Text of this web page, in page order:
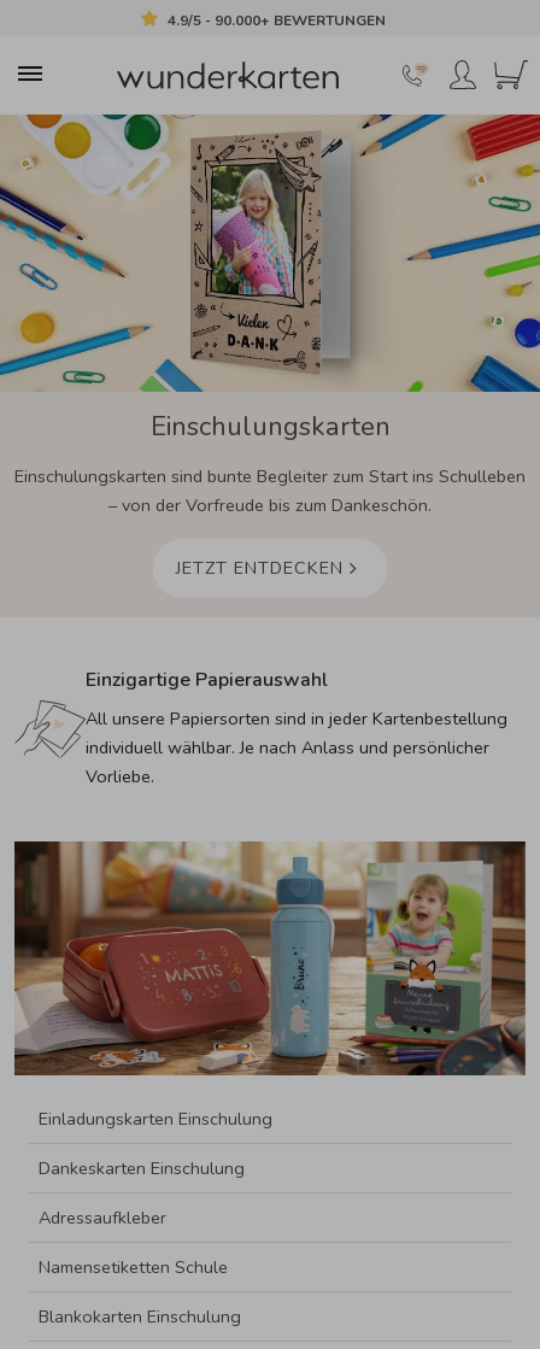
4.9/5 - 90.000+ BEWERTUNGEN
Einschulungskarten
Einschulungskarten sind bunte Begleiter zum Start ins Schulleben
– von der Vorfreude bis zum Dankeschön.
JETZT ENTDECKEN
Einzigartige Papierauswahl
All unsere Papiersorten sind in jeder Kartenbestellung
individuell wählbar. Je nach Anlass und persönlicher
Vorliebe.
Einladungskarten Einschulung
Dankeskarten Einschulung
Adressaufkleber
Namensetiketten Schule
Blankokarten Einschulung